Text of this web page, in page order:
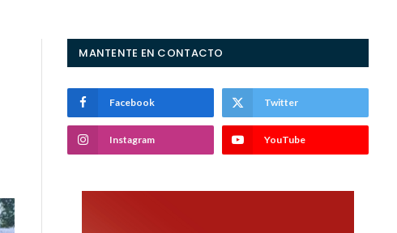
MANTENTE EN CONTACTO
Facebook Twitter
Instagram YouTube